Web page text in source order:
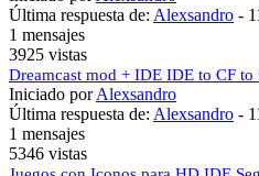
Última respuesta de: Alexsandro -
1 mensajes
3925 vistas
Dreamcast mod + IDE IDE to CF
Iniciado porAlexsandro
Última respuesta de: Alexsandro -
1 mensajes
5346 vistas